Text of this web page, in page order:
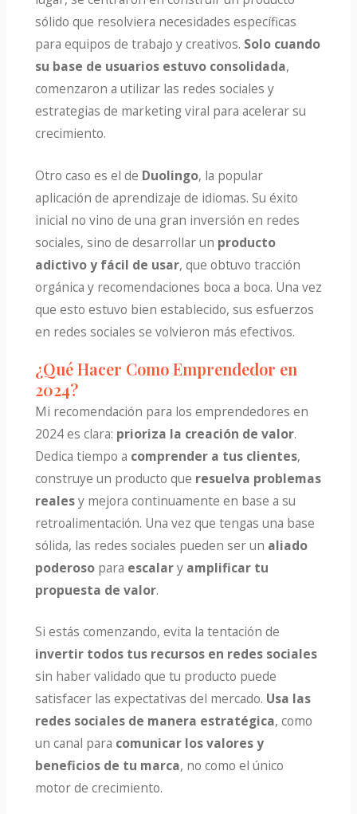
sólido que resolviera necesidades específicas
para equipos de trabajo y creativos. Solo cuando
su base de usuarios estuvo consolidada,
comenzaron a utilizar las redes sociales y
estrategias de marketing viral para acelerar su
crecimiento​.
Otro caso es el de Duolingo, la popular
aplicación de aprendizaje de idiomas. Su éxito
inicial no vino de una gran inversión en redes
sociales, sino de desarrollar un producto
adictivo y fácil de usar, que obtuvo tracción
orgánica y recomendaciones boca a boca. Una vez
que esto estuvo bien establecido, sus esfuerzos
en redes sociales se volvieron más efectivos​.
¿Qué Hacer Como Emprendedor en
2024?
Mi recomendación para los emprendedores en
2024 es clara: prioriza la creación de valor.
Dedica tiempo a comprender a tus clientes,
construye un producto que resuelva problemas
realesy mejora continuamente en base a su
retroalimentación. Una vez que tengas una base
sólida, las redes sociales pueden ser un aliado
poderosopara escalary amplificar tu
propuesta de valor​​.
Si estás comenzando, evita la tentación de
invertir todos tus recursos en redes sociales
sin haber validado que tu producto puede
satisfacer las expectativas del mercado. Usa las
redes sociales de manera estratégica, como
un canal para comunicar los valores y
beneficios de tu marca, no como el único
motor de crecimiento​.